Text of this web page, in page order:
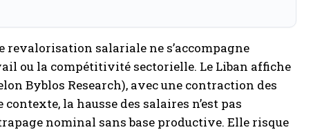
revalorisation salariale ne s’accompagne
ou la compétitivité sectorielle. Le Liban affiche
Byblos Research), avec une contraction des
la hausse des salaires n’est pas
nominal sans base productive. Elle risque